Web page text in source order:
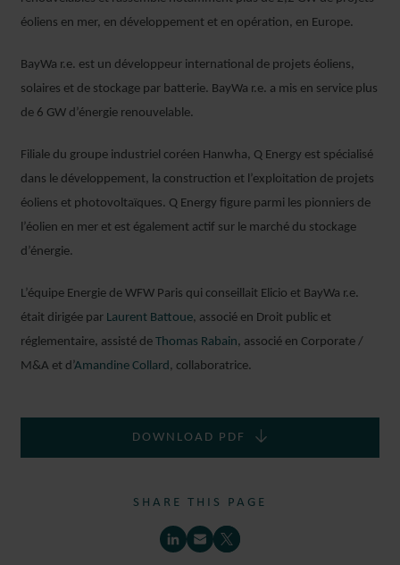
éoliens en mer, en développement et en opération, en Europe.
BayWa r.e. est un développeur international de projets éoliens,
solaires et de stockage par batterie. BayWa r.e. a mis en service plus
de 6 GW d’énergie renouvelable.
Filiale du groupe industriel coréen Hanwha, Q Energy est spécialisé
dans le développement, la construction et l’exploitation de projets
éoliens et photovoltaïques. Q Energy figure parmi les pionniers de
l’éolien en mer et est également actif sur le marché du stockage
d’énergie.
L’équipe Energie de WFW Paris qui conseillait Elicio et BayWa r.e.
était dirigée par Laurent Battoue, associé en Droit public et
réglementaire, assisté de Thomas Rabain, associé en Corporate /
M&A et d’Amandine Collard, collaboratrice.
DOWNLOAD PDF
SHARE THIS PAGE